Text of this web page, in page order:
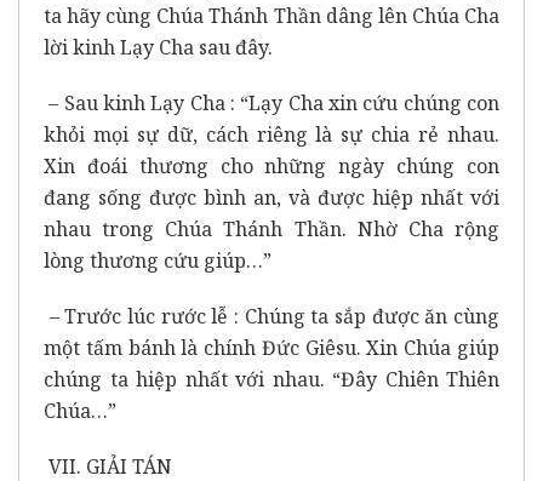
ta hãy cùng Chúa Thánh Thần dâng lên Chúa Cha
lời kinh Lạy Cha sau đây.
– Sau kinh Lạy Cha : “Lạy Cha xin cứu chúng con
khỏi mọi sự dữ, cách riêng là sự chia rẻ nhau.
Xin đoái thương cho những ngày chúng con
đang sống được bình an, và được hiệp nhất với
nhau trong Chúa Thánh Thần. Nhờ Cha rộng
lòng thương cứu giúp…”
– Trước lúc rước lễ : Chúng ta sắp được ăn cùng
một tấm bánh là chính Đức Giêsu. Xin Chúa giúp
chúng ta hiệp nhất với nhau. “Đây Chiên Thiên
Chúa…”
VII. GIẢI TÁN